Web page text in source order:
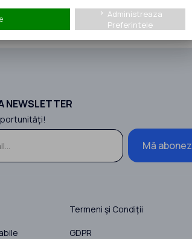
NEWSLETTER
Mă abonez
Termeni şi Condiţii
GDPR
keyboard_arrow_right
Administreaza
Preferintele